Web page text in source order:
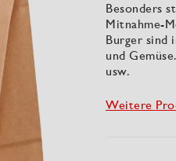
Besonders
Mitnahme-
Burger sind
und
usw.
Weitere